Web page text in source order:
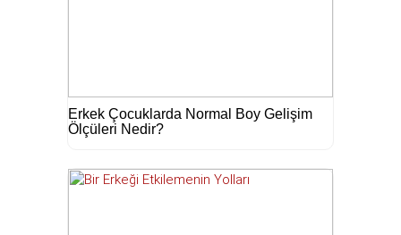
Erkek Çocuklarda Normal Boy Gelişim
Ölçüleri Nedir?